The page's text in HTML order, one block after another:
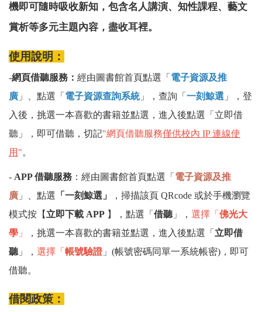
機即可隨時吸收新知，包含名人講演、知性課程、藝文
賞析等多元主題內容，盡收耳裡。
使用說明：
-網頁借聽服務： 經由圖書館首頁點選「 電子資源及推
廣 」、點選「 電子資源查詢系統」，查詢「 一刻鯨選 」，登
入後，挑選一本喜歡的書籍並點選，進入後點選「立即借
聽」，即可借聽，切記"網頁借聽服務僅供校內 IP 連線使
用 "。
- APP 借聽服務 ： 經由圖書館首頁點選「 電子資源及推
廣 」、點選 「一刻鯨選」 ， 掃描該頁 QRcode 或於手機瀏覽
模式按【 立即下載 APP 】，點選 「 借聽 」 ， 選擇 「 佛光大
學 」 ，挑選一本喜歡的書籍並點選，進入後點選 「 立即借
聽 」， 選擇 「 帳號驗證」(帳號密碼同單一系統帳密)，即可
借聽。
借閱政策：